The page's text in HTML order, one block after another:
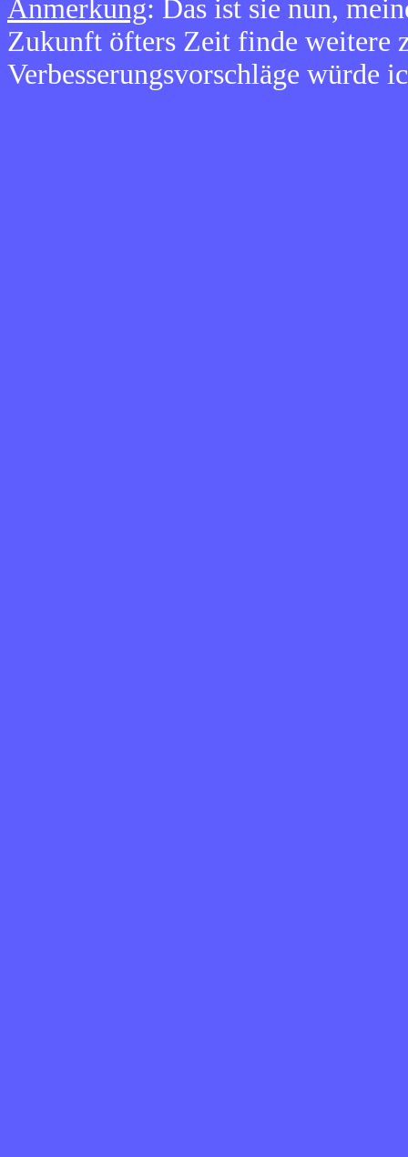
Anmerkung: Das ist sie nun,
Zukunft öfters Zeit finde weitere
Verbesserungsvorschläge würde